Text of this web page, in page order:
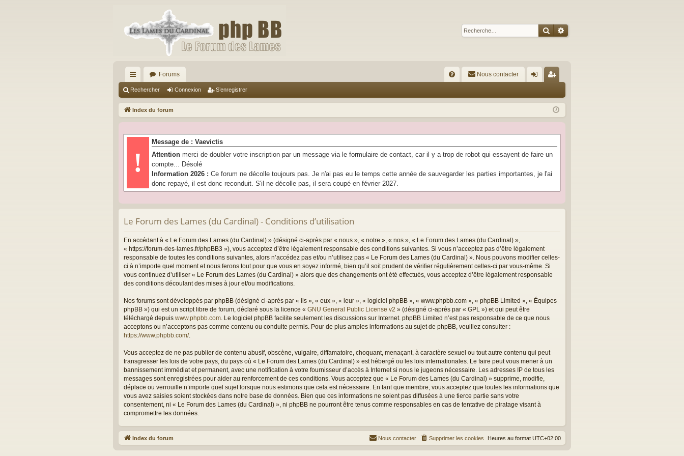
Rechercher
Recherche avancée
cc
ès
pi
Forums
Q
Nous contacter
ne
on
nr
ist
Rechercher Connexion S’enregistrer
Index du forum
!
Message de : Vaevictis
Attention merci de doubler votre inscription par un message via le formulaire de contact, car il y a trop de robot qui essayent de faire un
compte... Désolé
Information 2026 : Ce forum ne décolle toujours pas. Je n'ai pas eu le temps cette année de sauvegarder les parties importantes, je l'ai
donc repayé, il est donc reconduit. S'il ne décolle pas, il sera coupé en février 2027.
Le Forum des Lames (du Cardinal) - Conditions d’utilisation
En accédant à « Le Forum des Lames (du Cardinal) » (désigné ci-après par « nous », « notre », « nos », « Le Forum des Lames (du Cardinal) »,
« https://forum-des-lames.fr/phpBB3 »), vous acceptez d’être légalement responsable des conditions suivantes. Si vous n’acceptez pas d’être légalement
responsable de toutes les conditions suivantes, alors n’accédez pas et/ou n’utilisez pas « Le Forum des Lames (du Cardinal) ». Nous pouvons modifier celles-
ci à n’importe quel moment et nous ferons tout pour que vous en soyez informé, bien qu’il soit prudent de vérifier régulièrement celles-ci par vous-même. Si
vous continuez d’utiliser « Le Forum des Lames (du Cardinal) » alors que des changements ont été effectués, vous acceptez d’être légalement responsable
des conditions découlant des mises à jour et/ou modifications.
Nos forums sont développés par phpBB (désigné ci-après par « ils », « eux », « leur », « logiciel phpBB », « www.phpbb.com », « phpBB Limited », « Équipes
phpBB ») qui est un script libre de forum, déclaré sous la licence « GNU General Public License v2 » (désigné ci-après par « GPL ») et qui peut être
téléchargé depuis www.phpbb.com. Le logiciel phpBB facilite seulement les discussions sur Internet. phpBB Limited n’est pas responsable de ce que nous
acceptons ou n’acceptons pas comme contenu ou conduite permis. Pour de plus amples informations au sujet de phpBB, veuillez consulter :
https://www.phpbb.com/.
Vous acceptez de ne pas publier de contenu abusif, obscène, vulgaire, diffamatoire, choquant, menaçant, à caractère sexuel ou tout autre contenu qui peut
transgresser les lois de votre pays, du pays où « Le Forum des Lames (du Cardinal) » est hébergé ou les lois internationales. Le faire peut vous mener à un
bannissement immédiat et permanent, avec une notification à votre fournisseur d’accès à Internet si nous le jugeons nécessaire. Les adresses IP de tous les
messages sont enregistrées pour aider au renforcement de ces conditions. Vous acceptez que « Le Forum des Lames (du Cardinal) » supprime, modifie,
déplace ou verrouille n’importe quel sujet lorsque nous estimons que cela est nécessaire. En tant que membre, vous acceptez que toutes les informations que
vous avez saisies soient stockées dans notre base de données. Bien que ces informations ne soient pas diffusées à une tierce partie sans votre
consentement, ni « Le Forum des Lames (du Cardinal) », ni phpBB ne pourront être tenus comme responsables en cas de tentative de piratage visant à
compromettre les données.
Index du forum Heures au format UTC+02:00
Supprimer les cookies
Nous contacter